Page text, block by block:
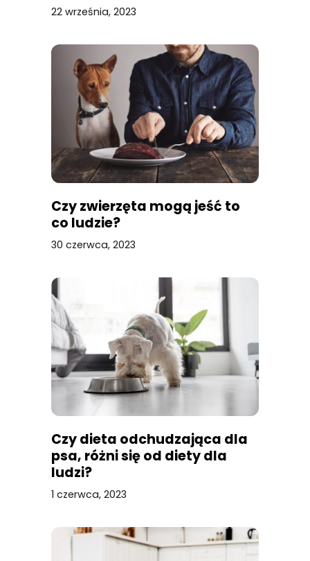
22 września, 2023
Czy zwierzęta mogą jeść to
co ludzie?
30 czerwca, 2023
Czy dieta odchudzająca dla
psa, różni się od diety dla
ludzi?
1 czerwca, 2023